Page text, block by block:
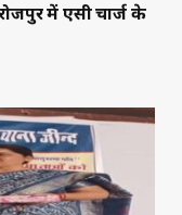
में एसी चार्ज के